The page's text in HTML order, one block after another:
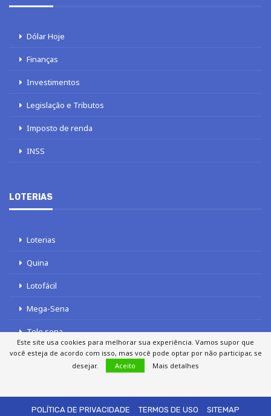
Dólar Hoje
Finanças
Investimentos
Legislação e Tributos
Imposto de renda
INSS
LOTERIAS
Loterias
Quina
Lotofácil
Mega-Sena
Tele sena
POLÍTICA DE PRIVACIDADE
TERMOS DE USO SITEMAP
Este site usa cookies para melhorar sua experiência. Vamos supor que
você esteja de acordo com isso, mas você pode optar por não participar, se
desejar.
Aceito Mais detalhes